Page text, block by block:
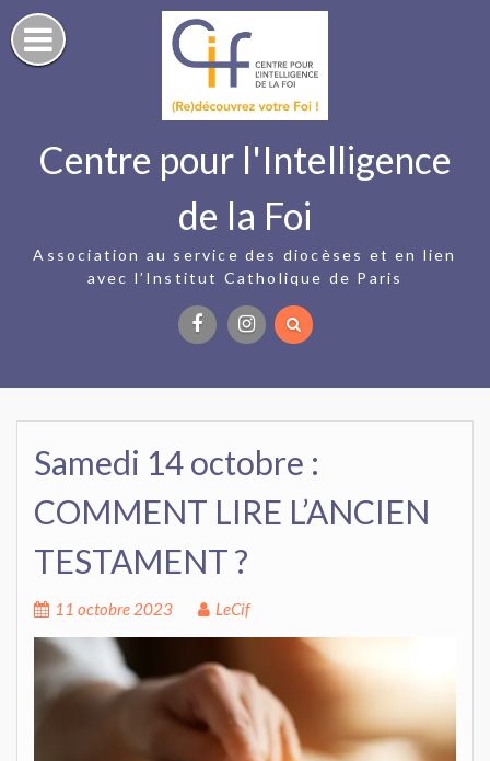
Skip
to
content
Centre pour l'Intelligence
de la Foi
Association au service des diocèses et en lien
avec l’Institut Catholique de Paris
Samedi 14 octobre :
COMMENT LIRE L’ANCIEN
TESTAMENT ?
11 octobre 2023 LeCif